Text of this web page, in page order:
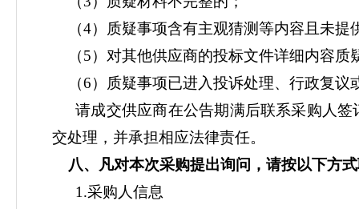
（4）质疑事项含有主观猜测等内容且未提
（5）对其他供应商的投标文件详细内容质
（6）质疑事项已进入投诉处理、行政复议
请成交供应商在公告期满后联系采购人签
交处理，并承担相应法律责任。
八、凡对本次采购提出询问，请按以下方
1.采购人信息